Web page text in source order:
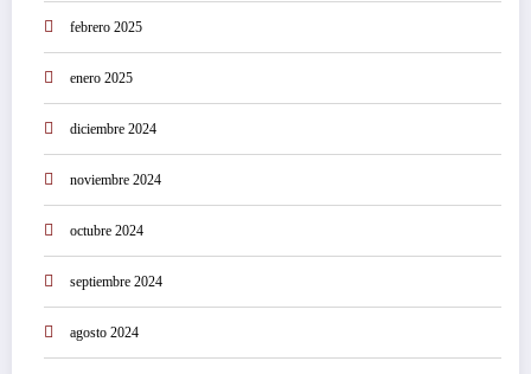
febrero 2025
enero 2025
diciembre 2024
noviembre 2024
octubre 2024
septiembre 2024
agosto 2024